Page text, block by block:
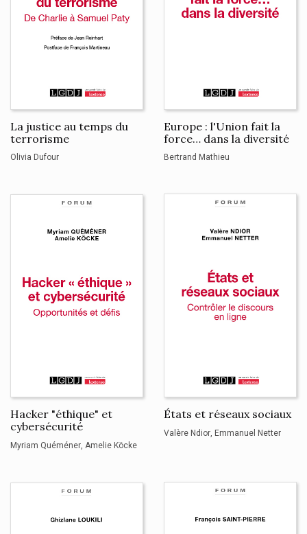
La justice au temps du
terrorisme
Olivia Dufour
Europe : l'Union fait la
force… dans la diversité
Bertrand Mathieu
Hacker "éthique" et
cybersécurité
Myriam Quéméner Amelie Köcke
États et réseaux sociaux
Valère Ndior Emmanuel Netter